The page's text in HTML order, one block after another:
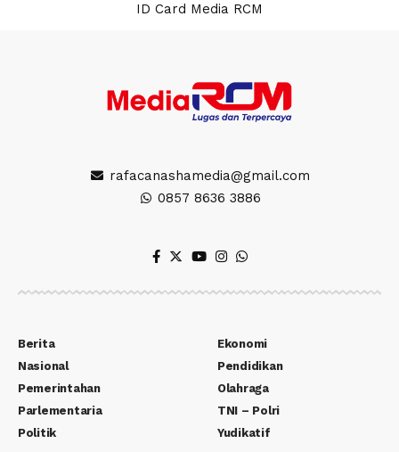
ID Card Media RCM
rafacanashamedia@gmail.com
0857 8636 3886
Berita
Nasional
Pemerintahan
Parlementaria
Politik
Ekonomi
Pendidikan
Olahraga
TNI – Polri
Yudikatif